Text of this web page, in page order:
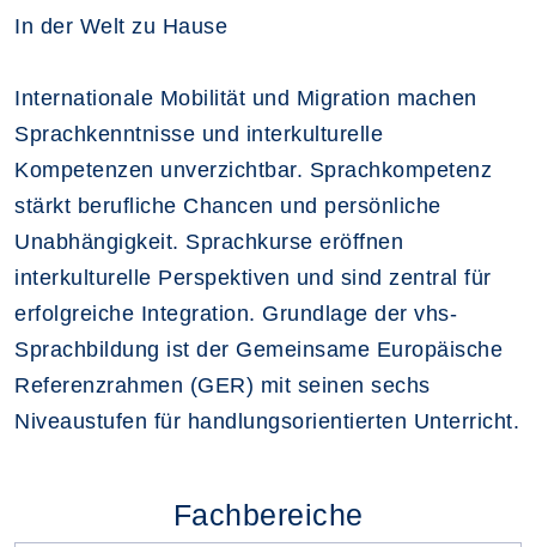
In der Welt zu Hause
Internationale Mobilität und Migration machen
Sprachkenntnisse und interkulturelle
Kompetenzen unverzichtbar. Sprachkompetenz
stärkt berufliche Chancen und persönliche
Unabhängigkeit. Sprachkurse eröffnen
interkulturelle Perspektiven und sind zentral für
erfolgreiche Integration. Grundlage der vhs-
Sprachbildung ist der Gemeinsame Europäische
Referenzrahmen (GER) mit seinen sechs
Niveaustufen für handlungsorientierten Unterricht.
Fachbereiche